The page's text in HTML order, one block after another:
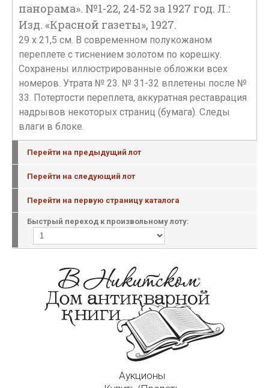
панорама». №1-22, 24-52 за 1927 год. Л.:
Изд. «Красной газеты», 1927.
29 х 21,5 см. В современном полукожаном
переплете с тиснением золотом по корешку.
Сохранены иллюстрированные обложки всех
номеров. Утрата № 23. № 31-32 вплетены после №
33. Потертости переплета, аккуратная реставрация
надрывов некоторых страниц (бумага). Следы
влаги в блоке.
Перейти на предыдущий лот
Перейти на следующий лот
Перейти на первую страницу каталога
Быстрый переход к произвольному лоту:
Аукционы